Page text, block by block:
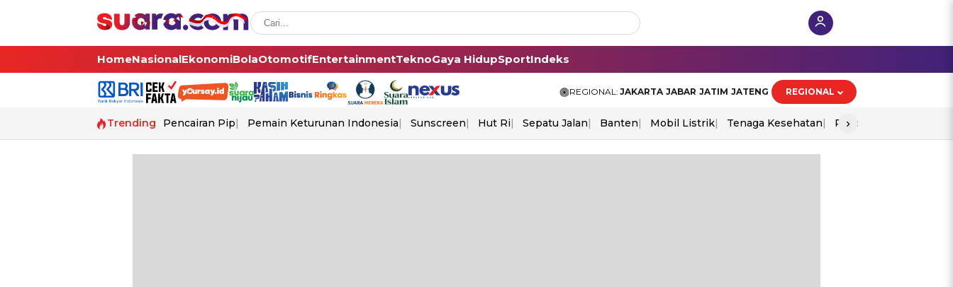
HomeNasionalEkonomiBolaOtomotifEntertainmentTeknoGaya HidupSportIndeks
REGIONAL: JAKARTA JABAR JATIM JATENG REGIONAL
Trending Pencairan Pip Pemain Keturunan Indonesia Sunscreen Hut Ri Sepatu Jalan Banten Mobil Listrik Tenaga Kesehatan Piala Aff 2026
›